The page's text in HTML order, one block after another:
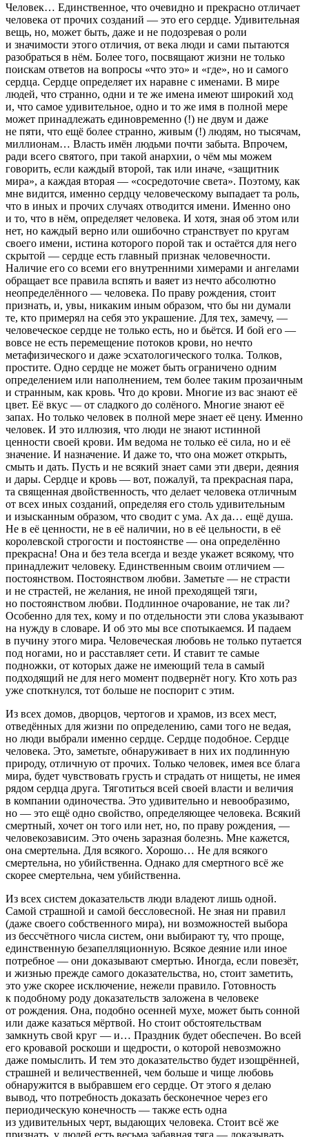
Человек… Единственное, что очевидно и прекрасно отличает
человека от прочих созданий — это его сердце. Удивительная
вещь, но, может быть, даже и не подозревая о роли
и значимости этого отличия, от века люди и сами пытаются
разобраться в нём. Более того, посвящают жизни не только
поискам ответов на вопросы «что это» и «где», но и самого
сердца. Сердце определяет их наравне с именами. В мире
людей, что странно, одни и те же имена имеют широкий ход
и, что самое удивительное, одно и то же имя в полной мере
может принадлежать единовременно (!) не двум и даже
не пяти, что ещё более странно, живым (!) людям, но тысячам,
миллионам… Власть имён людьми почти забыта. Впрочем,
ради всего святого, при такой анархии, о чём мы можем
говорить, если каждый второй, так или иначе, «защитник
мира», а каждая вторая — «сосредоточие света». Поэтому, как
мне видится, именно сердцу человеческому выпадает та роль,
что в иных и прочих случаях отводится имени. Именно оно
и то, что в нём, определяет человека. И хотя, зная об этом или
нет, но каждый верно или ошибочно странствует по кругам
своего имени, истина которого порой так и остаётся для него
скрытой — сердце есть главный признак человечности.
Наличие его со всеми его внутренними химерами и ангелами
обращает все правила вспять и ваяет из нечто абсолютно
неопределённого — человека. По праву рождения, стоит
признать, и, увы, никаким иным образом, что бы ни думали
те, кто примерял на себя это украшение. Для тех, замечу, —
человеческое сердце не только есть, но и бьётся. И бой его —
вовсе не есть перемещение потоков крови, но нечто
метафизического и даже эсхатологического толка. Толков,
простите. Одно сердце не может быть ограничено одним
определением или наполнением, тем более таким прозаичным
и странным, как кровь. Что до крови. Многие из вас знают её
цвет. Её вкус — от сладкого до солёного. Многие знают её
запах. Но только человек в полной мере знает её цену. Именно
человек. И это иллюзия, что люди не знают истинной
ценности своей крови. Им ведома не только её сила, но и её
значение. И назначение. И даже то, что она может открыть,
смыть и дать. Пусть и не всякий знает сами эти двери, деяния
и дары. Сердце и кровь — вот, пожалуй, та прекрасная пара,
та священная двойственность, что делает человека отличным
от всех иных созданий, определяя его столь удивительным
и изысканным образом, что сводит с ума. Ах да… ещё душа.
Не в её ценности, не в её наличии, но в её цельности, в её
королевской строгости и постоянстве — она определённо
прекрасна! Она и без тела всегда и везде укажет всякому, что
принадлежит человеку. Единственным своим отличием —
постоянством. Постоянством любви. Заметьте — не страсти
и не страстей, не желания, не иной преходящей тяги,
но постоянством любви. Подлинное очарование, не так ли?
Особенно для тех, кому и по отдельности эти слова указывают
на нужду в словаре. И об это мы все спотыкаемся. И падаем
в пучину этого мира. Человеческая любовь не только путается
под ногами, но и расставляет сети. И ставит те самые
подножки, от которых даже не имеющий тела в самый
подходящий не для него момент подвернёт ногу. Кто хоть раз
уже споткнулся, тот больше не поспорит с этим.
Из всех домов, дворцов, чертогов и храмов, из всех мест,
отведённых для жизни по определению, сами того не ведая,
но люди выбрали именно сердце. Сердце подобное. Сердце
человека. Это, заметьте, обнаруживает в них их подлинную
природу, отличную от прочих. Только человек, имея все блага
мира, будет чувствовать грусть и страдать от нищеты, не имея
рядом сердца друга. Тяготиться всей своей власти и величия
в компании одиночества. Это удивительно и невообразимо,
но — это ещё одно свойство, определяющее человека. Всякий
смертный, хочет он того или нет, но, по праву рождения, —
человекозависим. Это очень заразная болезнь. Мне кажется,
она смертельна. Для всякого. Хорошо… Не для всякого
смертельна, но убийственна. Однако для смертного всё же
скорее смертельна, чем убийственна.
Из всех систем доказательств люди владеют лишь одной.
Самой страшной и самой бессловесной. Не зная ни правил
(даже своего собственного мира), ни возможностей выбора
из бессчётного числа систем, они выбирают ту, что проще,
единственную безапелляционную. Всякое деяние или иное
потребное — они доказывают смертью. Иногда, если повезёт,
и жизнью прежде самого доказательства, но, стоит заметить,
это уже скорее исключение, нежели правило. Готовность
к подобному роду доказательств заложена в человеке
от рождения. Она, подобно осенней мухе, может быть сонной
или даже казаться мёртвой. Но стоит обстоятельствам
замкнуть свой круг — и… Праздник будет обеспечен. Во всей
его кровавой роскоши и щедрости, о которой невозможно
даже помыслить. И тем это доказательство будет изощрённей,
страшней и величественней, чем больше и чище любовь
обнаружится в выбравшем его сердце. От этого я делаю
вывод, что потребность доказать бесконечное через его
периодическую конечность — также есть одна
из удивительных черт, выдающих человека. Стоит всё же
признать, у людей есть весьма забавная тяга — доказывать